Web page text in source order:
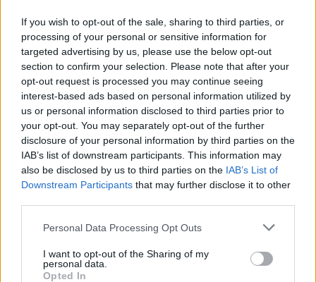
If you wish to opt-out of the sale, sharing to third parties, or
processing of your personal or sensitive information for
targeted advertising by us, please use the below opt-out
section to confirm your selection. Please note that after your
opt-out request is processed you may continue seeing
interest-based ads based on personal information utilized by
us or personal information disclosed to third parties prior to
your opt-out. You may separately opt-out of the further
disclosure of your personal information by third parties on the
IAB’s list of downstream participants. This information may
also be disclosed by us to third parties on the IAB’s List of
Downstream Participants that may further disclose it to other
Personal Data Processing Opt Outs
I want to opt-out of the Sharing of my
personal data.
Opted In